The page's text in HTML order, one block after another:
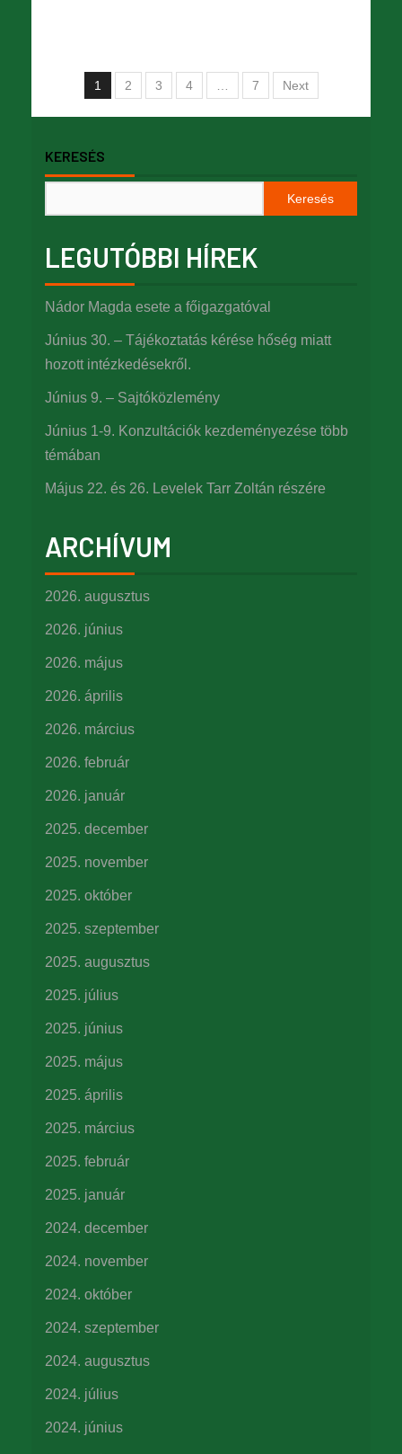
1 2 3 4 7 Next
KERESÉS
Keresés
LEGUTÓBBI HÍREK
Nádor Magda esete a főigazgatóval
Június 30. – Tájékoztatás kérése hőség miatt
hozott intézkedésekről.
Június 9. – Sajtóközlemény
Június 1-9. Konzultációk kezdeményezése több
témában
Május 22. és 26. Levelek Tarr Zoltán részére
ARCHÍVUM
2026. augusztus
2026. június
2026. május
2026. április
2026. március
2026. február
2026. január
2025. december
2025. november
2025. október
2025. szeptember
2025. augusztus
2025. július
2025. június
2025. május
2025. április
2025. március
2025. február
2025. január
2024. december
2024. november
2024. október
2024. szeptember
2024. augusztus
2024. július
2024. június